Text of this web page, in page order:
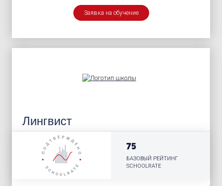
Заявка на обучение
Лингвист
75
БАЗОВЫЙ РЕЙТИНГ
SCHOOLRATE